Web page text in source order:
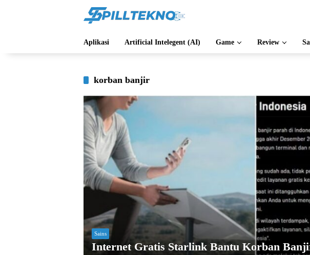
Aplikasi Artificial Intelegent (AI) Game Review
korban banjir
Sains
Internet Gratis Starlink Bantu Korban